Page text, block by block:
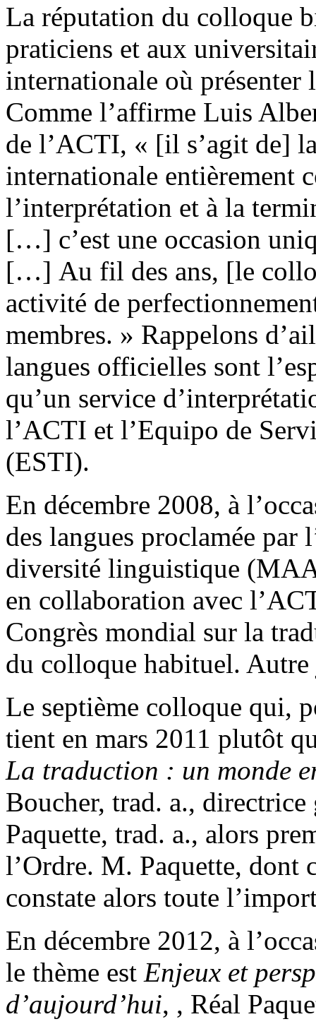
La réputation du colloque
praticiens et aux
internationale où présenter
Comme l’affirme Luis
de l’ACTI, « [il s’agit de]
internationale entièrement
l’interprétation et à la
[…] c’est une occasion
[…] Au fil des ans, [le
activité de
membres. » Rappelons
langues officielles sont
qu’un service
l’ACTI et l’Equipo de
(ESTI).
En décembre 2008, à
des langues proclamée
diversité linguistique
en collaboration avec
Congrès mondial sur la
du colloque habituel.
Le septième colloque qui,
tient en mars 2011 plutôt
La traduction : un monde
Boucher, trad. a.,
Paquette, trad. a., alors
l’Ordre. M. Paquette, dont
constate alors toute
En décembre 2012, à
le thème est Enjeux et
d’aujourd’hui, , Réal